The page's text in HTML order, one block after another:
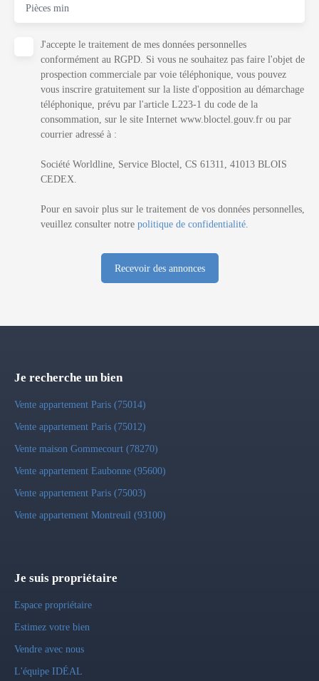
Pièces min
J'accepte le traitement de mes données personnelles
conformément au RGPD. Si vous ne souhaitez pas faire l'objet de
prospection commerciale par voie téléphonique, vous pouvez
vous inscrire gratuitement sur la liste d'opposition au démarchage
téléphonique, prévu par l'article L223-1 du code de la
consommation, sur le site Internet www.bloctel.gouv.fr ou par
courrier adressé à :
Société Worldline, Service Bloctel, CS 61311, 41013 BLOIS
CEDEX.
Pour en savoir plus sur le traitement de vos données personnelles,
veuillez consulter notre politique de confidentialité.
Recevoir des annonces
Je recherche un bien
Vente appartement Paris (75014)
Vente appartement Paris (75012)
Vente maison Gommecourt (78270)
Vente appartement Eaubonne (95600)
Vente appartement Paris (75003)
Vente appartement Montreuil (93100)
Je suis propriétaire
Espace propriétaire
Estimez votre bien
Vendre avec nous
L'équipe IDÉAL